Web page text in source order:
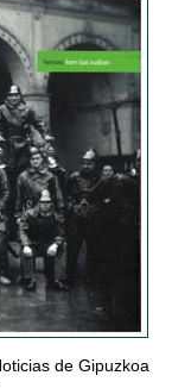
de Gipuzkoa